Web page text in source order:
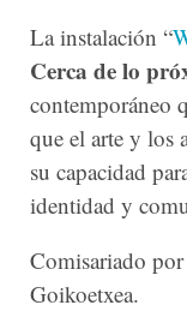
La instalación “
Cerca de lo
contemporáneo
que el arte y los
su capacidad
identidad y
Comisariado
Goikoetxea.